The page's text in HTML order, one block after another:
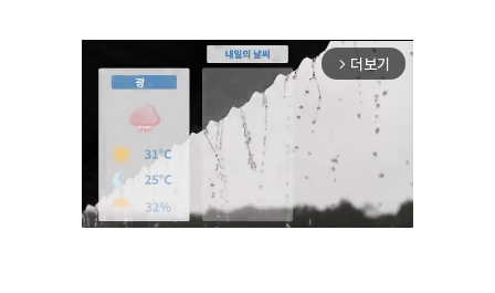
arrow_forward_ios 더보기